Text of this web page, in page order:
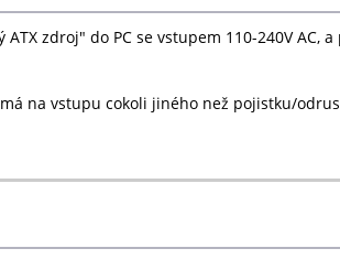
zdroj" do PC se vstupem 110-240V AC,
na vstupu cokoli jiného než pojistku/